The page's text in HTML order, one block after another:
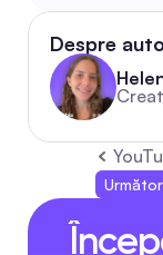
Despre